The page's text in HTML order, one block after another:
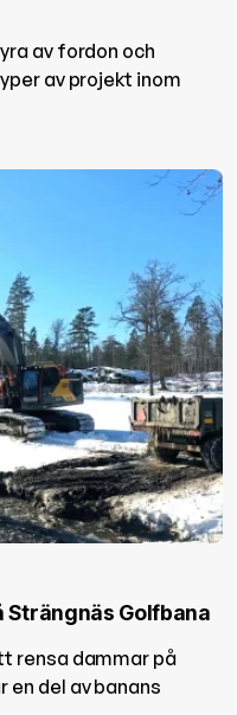
av fordon och
av projekt inom
Strängnäs Golfbana
rensa dammar på
del av banans